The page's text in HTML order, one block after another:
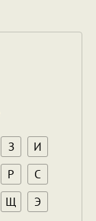
З
И
Р
С
Щ
Э